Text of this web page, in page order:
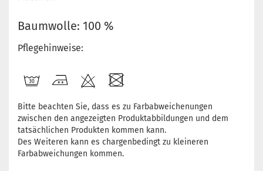
Baumwolle: 100 %
Pflegehinweise:
Bitte beachten Sie, dass es zu Farbabweichenungen
zwischen den angezeigten Produktabbildungen und dem
tatsächlichen Produkten kommen kann.
Des Weiteren kann es chargenbedingt zu kleineren
Farbabweichungen kommen.